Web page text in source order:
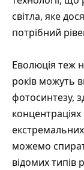
світла, яке
потрібний
Еволюція теж
років можуть
фотосинтезу,
можемо
відомих типів